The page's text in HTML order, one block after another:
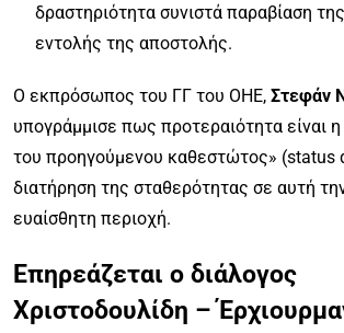
δραστηριότητα συνιστά παραβίαση
εντολής της αποστολής.
Ο εκπρόσωπος του ΓΓ του ΟΗΕ, Στεφάν
υπογράμμισε πως προτεραιότητα είναι
του προηγούμενου καθεστώτος» (status
διατήρηση της σταθερότητας σε αυτή
ευαίσθητη περιοχή.
Επηρεάζεται ο διάλογος
Χριστοδουλίδη –